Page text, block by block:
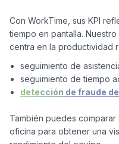
Con WorkTime, sus KPI
tiempo en pantalla.
centra en la productividad
seguimiento de
seguimiento de tiempo
detección de fraude
También puedes
oficina para obtener una